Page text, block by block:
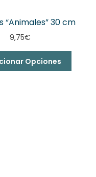
“Animales” 30 cm
9,75€
Opciones